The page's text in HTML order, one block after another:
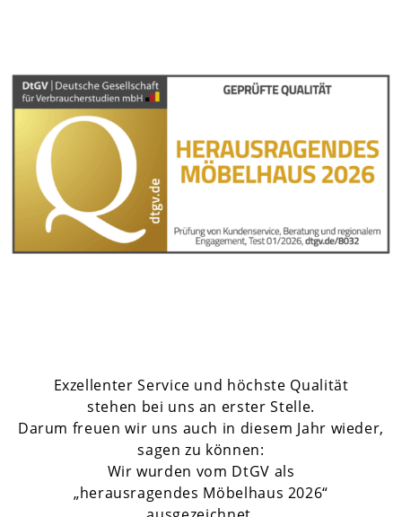
Exzellenter Service und höchste Qualität
stehen bei uns an erster Stelle.
Darum freuen wir uns auch in diesem Jahr wieder,
sagen zu können:
Wir wurden vom DtGV als
„herausragendes Möbelhaus 2026“